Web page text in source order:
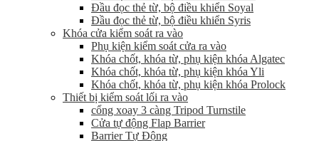
Đầu đọc thẻ từ, bộ điều khiển Soyal
Đầu đọc thẻ từ, bộ điều khiển Syris
Khóa cửa kiểm soát ra vào
Phụ kiện kiểm soát cửa ra vào
Khóa chốt, khóa từ, phụ kiện khóa Algatec
Khóa chốt, khóa từ, phụ kiện khóa Yli
Khóa chốt, khóa từ, phụ kiện khóa Prolock
Thiết bị kiểm soát lối ra vào
cổng xoay 3 càng Tripod Turnstile
Cửa tự động Flap Barrier
Barrier Tự Động